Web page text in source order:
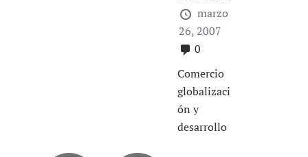
marzo
26, 2007
0
Comercio
globalizaci
ón y
desarrollo